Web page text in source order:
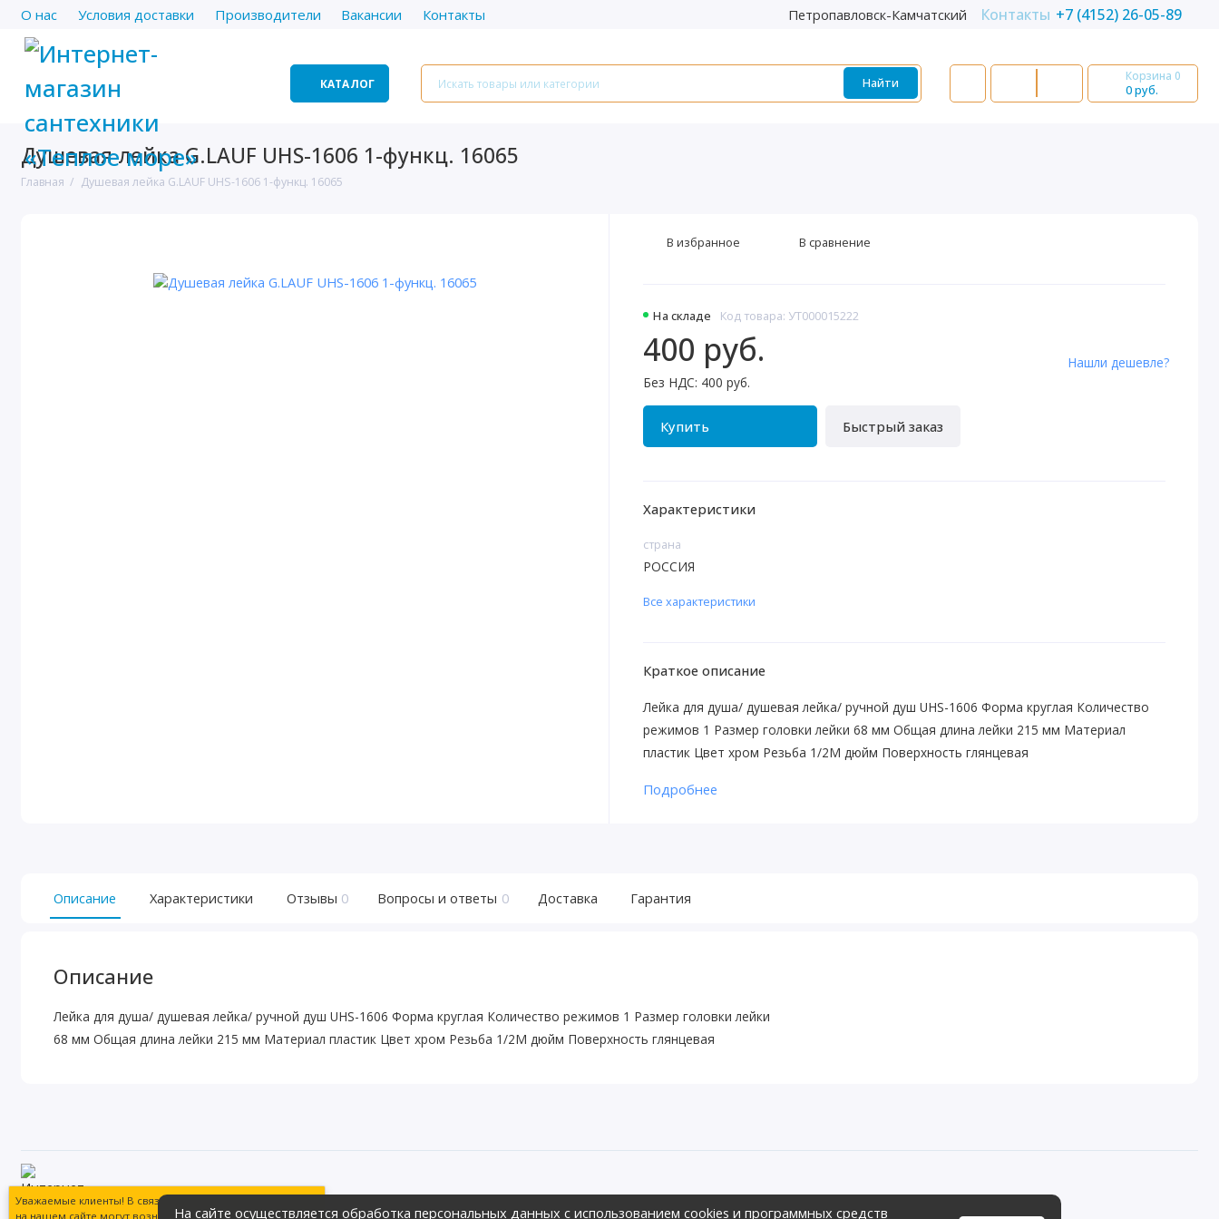
О нас Условия доставки Производители Вакансии Контакты Петропавловск-Камчатский Контакты +7 (4152) 26-05-89
КАТАЛОГ Найти Корзина 0
0 руб.
Душевая лейка G.LAUF UHS-1606 1-функц. 16065
Главная Душевая лейка G.LAUF UHS-1606 1-функц. 16065
На складе Код товара: УТ000015222
400 руб.
Без НДС: 400 руб.
Купить Быстрый заказ
Нашли дешевле?
В избранное В сравнение
Характеристики
страна
РОССИЯ
Все характеристики
Краткое описание
Лейка для душа/ душевая лейка/ ручной душ UHS-1606 Форма круглая Количество
режимов 1 Размер головки лейки 68 мм Общая длина лейки 215 мм Материал
пластик Цвет хром Резьба 1/2M дюйм Поверхность глянцевая
Подробнее
Описание Характеристики Отзывы 0 Вопросы и ответы 0 Доставка Гарантия
Описание
Лейка для душа/ душевая лейка/ ручной душ UHS-1606 Форма круглая Количество режимов 1 Размер головки лейки
68 мм Общая длина лейки 215 мм Материал пластик Цвет хром Резьба 1/2M дюйм Поверхность глянцевая
На сайте осуществляется обработка персональных данных с использованием cookies и программных средств
Магазин сантехники «Теплое море» готов предложить своим клиентам
обширный ассортимент продукции в различных ценовых диапазонах.,
Уважаемые клиенты! В связи с техническими работами
на нашем сайте могут возникать сложности при